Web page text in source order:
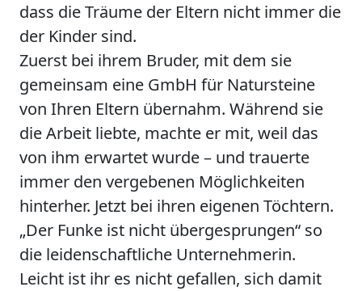
dass die Träume der Eltern nicht immer die
der Kinder sind.
Zuerst bei ihrem Bruder, mit dem sie
gemeinsam eine GmbH für Natursteine
von Ihren Eltern übernahm. Während sie
die Arbeit liebte, machte er mit, weil das
von ihm erwartet wurde – und trauerte
immer den vergebenen Möglichkeiten
hinterher. Jetzt bei ihren eigenen Töchtern.
„Der Funke ist nicht übergesprungen“ so
die leidenschaftliche Unternehmerin.
Leicht ist ihr es nicht gefallen, sich damit